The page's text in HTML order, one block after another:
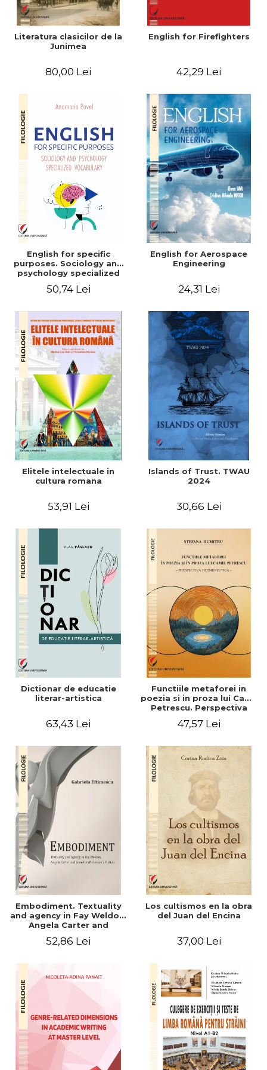
Literatura clasicilor de la
Junimea
80,00 Lei
English for Firefighters
42,29 Lei
English for specific
purposes. Sociology and
psychology specialized
50,74 Lei
English for Aerospace
Engineering
24,31 Lei
Elitele intelectuale in
cultura romana
53,91 Lei
Islands of Trust. TWAU
2024
30,66 Lei
Dictionar de educatie
literar-artistica
63,43 Lei
Functiile metaforei in
poezia si in proza lui Camil
Petrescu. Perspectiva
47,57 Lei
Embodiment. Textuality
and agency in Fay Weldon,
Angela Carter and
fiction
52,86 Lei
Los cultismos en la obra
del Juan del Encina
37,00 Lei